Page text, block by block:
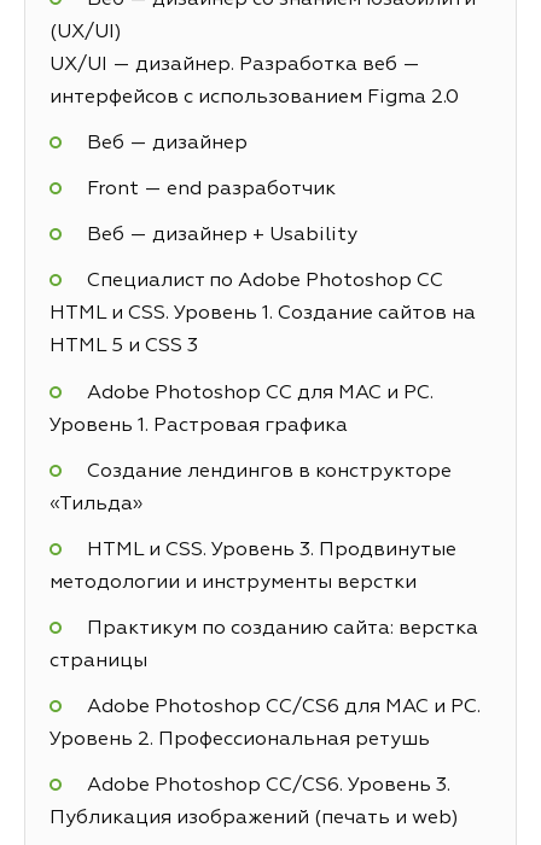
(UX/UI)
UX/UI — дизайнер. Разработка веб —
интерфейсов с использованием Figma 2.0
Веб — дизайнер
Front — end разработчик
Веб — дизайнер + Usability
Специалист по Adobe Photoshop СС
HTML и CSS. Уровень 1. Создание сайтов на
HTML 5 и СSS 3
Adobe Photoshop CC для MAC и PC.
Уровень 1. Растровая графика
Создание лендингов в конструкторе
«Тильда»
HTML и CSS. Уровень 3. Продвинутые
методологии и инструменты верстки
Практикум по созданию сайта: верстка
страницы
Adobe Photoshop СС/CS6 для MAC и PC.
Уровень 2. Профессиональная ретушь
Adobe Photoshop СС/CS6. Уровень 3.
Публикация изображений (печать и web)